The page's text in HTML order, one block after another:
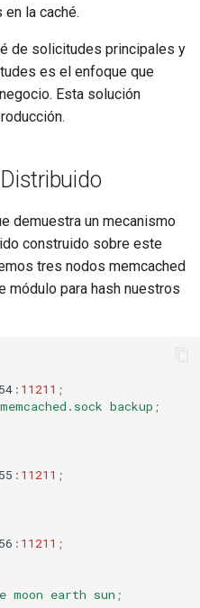
la caché.
de solicitudes principales y
es el enfoque que
Esta solución
demuestra un mecanismo
construido sobre este
tres nodos memcached
módulo para hash nuestros
: 11211 ;
backup ;
: 11211 ;
: 11211 ;
moon earth sun ;